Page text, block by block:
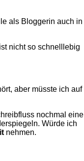
als Bloggerin auch in
nicht so schnelllebig
aber müsste ich auf
nochmal eine
Würde ich
nehmen.